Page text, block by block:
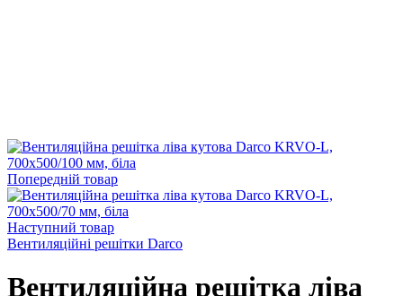
Попередній товар
Наступний товар
Вентиляційні решітки Darco
Вентиляційна решітка ліва